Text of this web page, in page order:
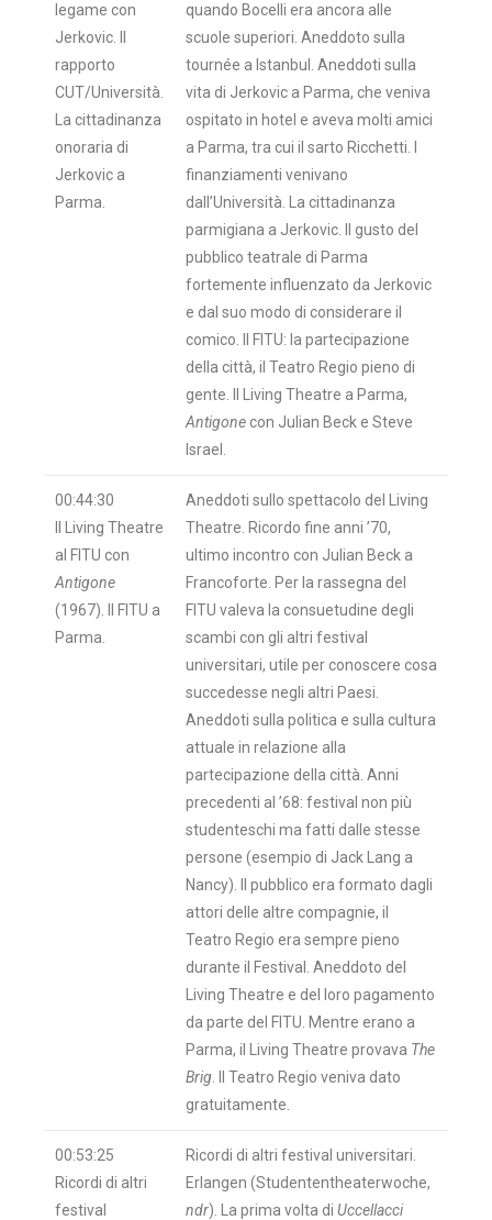
legame con
Jerkovic. Il
rapporto
CUT/Università.
La cittadinanza
onoraria di
Jerkovic a
Parma.
quando Bocelli era ancora alle
scuole superiori. Aneddoto sulla
tournée a Istanbul. Aneddoti sulla
vita di Jerkovic a Parma, che veniva
ospitato in hotel e aveva molti amici
a Parma, tra cui il sarto Ricchetti. I
finanziamenti venivano
dall’Università. La cittadinanza
parmigiana a Jerkovic. Il gusto del
pubblico teatrale di Parma
fortemente influenzato da Jerkovic
e dal suo modo di considerare il
comico. Il FITU: la partecipazione
della città, il Teatro Regio pieno di
gente. Il Living Theatre a Parma,
Antigone con Julian Beck e Steve
Israel.
00:44:30
Il Living Theatre
al FITU con
Antigone
(1967). Il FITU a
Parma.
Aneddoti sullo spettacolo del Living
Theatre. Ricordo fine anni ’70,
ultimo incontro con Julian Beck a
Francoforte. Per la rassegna del
FITU valeva la consuetudine degli
scambi con gli altri festival
universitari, utile per conoscere cosa
succedesse negli altri Paesi.
Aneddoti sulla politica e sulla cultura
attuale in relazione alla
partecipazione della città. Anni
precedenti al ’68: festival non più
studenteschi ma fatti dalle stesse
persone (esempio di Jack Lang a
Nancy). Il pubblico era formato dagli
attori delle altre compagnie, il
Teatro Regio era sempre pieno
durante il Festival. Aneddoto del
Living Theatre e del loro pagamento
da parte del FITU. Mentre erano a
Parma, il Living Theatre provava The
Brig . Il Teatro Regio veniva dato
gratuitamente.
00:53:25
Ricordi di altri
festival
Ricordi di altri festival universitari.
Erlangen (Studententheaterwoche,
ndr). La prima volta di Uccellacci